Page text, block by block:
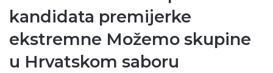
kandidata premijerke
ekstremne Možemo skupine
u Hrvatskom saboru